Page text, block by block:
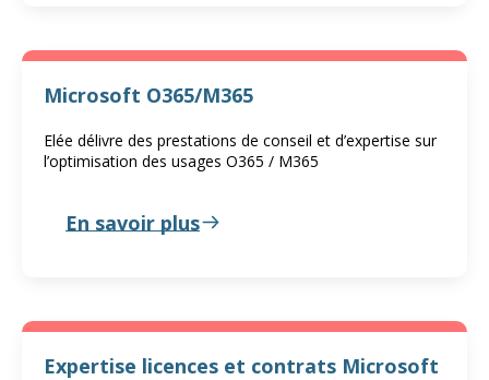
Microsoft O365/M365
Elée délivre des prestations de conseil et d’expertise sur
l’optimisation des usages O365 / M365
En savoir plus
Expertise licences et contrats Microsoft